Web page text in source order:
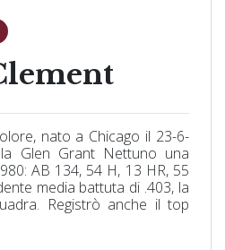
nato a Chicago il 23-6-
Glen Grant Nettuno una
AB 134, 54 H, 13 HR, 55
media battuta di .403, la
Registrò anche il top